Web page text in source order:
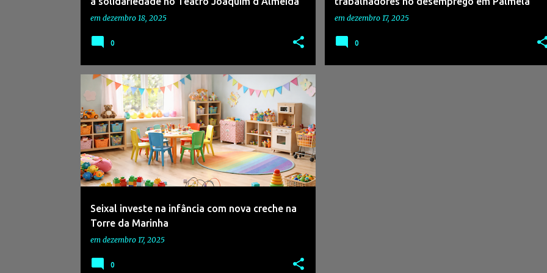
em dezembro 18, 2025
0
em dezembro 17, 2025
0
Seixal investe na infância com nova creche na
Torre da Marinha
em dezembro 17, 2025
#ARRENTELA #CIDADEPARATODOS #CRECHES
0